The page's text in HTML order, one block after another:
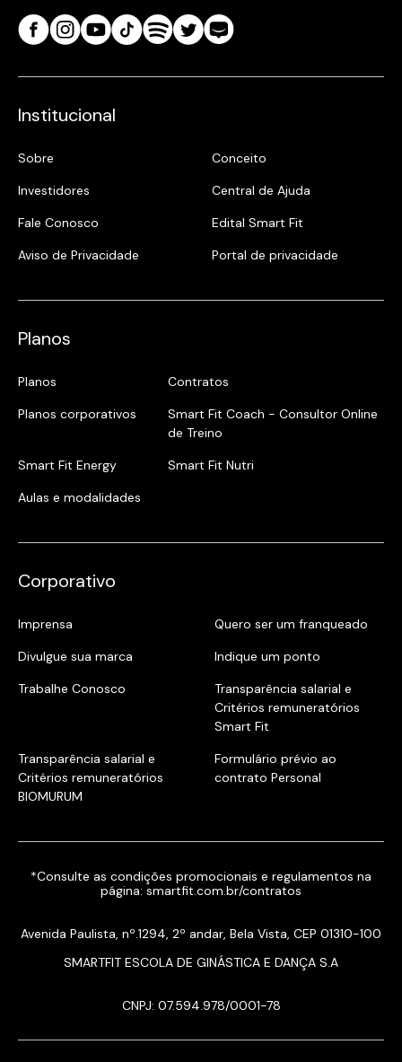
Institucional
Sobre
Conceito
Investidores
Central de Ajuda
Fale Conosco
Edital Smart Fit
Aviso de Privacidade
Portal de privacidade
Planos
Planos
Contratos
Planos corporativos
Smart Fit Coach - Consultor Online
de Treino
Smart Fit Energy
Smart Fit Nutri
Aulas e modalidades
Corporativo
Imprensa
Quero ser um franqueado
Divulgue sua marca
Indique um ponto
Trabalhe Conosco
Transparência salarial e
Critérios remuneratórios
Smart Fit
Transparência salarial e
Critérios remuneratórios
BIOMURUM
Formulário prévio ao
contrato Personal
*Consulte as condições promocionais e regulamentos na
página: smartfit.com.br/contratos
Avenida Paulista, nº.1294, 2º andar, Bela Vista, CEP 01310-100
SMARTFIT ESCOLA DE GINÁSTICA E DANÇA S.A
CNPJ: 07.594.978/0001-78